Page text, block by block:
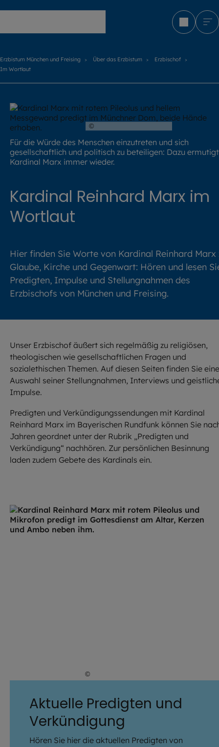
Erzbistum München und Freising Über das Erzbistum
Erzbischof
Im Wortlaut
©
Für die Würde des Menschen einzutreten und sich
gesellschaftlich und politisch zu beteiligen: Dazu ermutigt
Kardinal Marx immer wieder.
Kardinal Reinhard Marx im
Wortlaut
Hier finden Sie Worte von Kardinal Reinhard Marx
Glaube, Kirche und Gegenwart: Hören und lesen
Predigten, Impulse und Stellungnahmen des
Erzbischofs von München und Freising.
Unser Erzbischof äußert sich regelmäßig zu religiösen,
theologischen wie gesellschaftlichen Fragen und
sozialethischen Themen. Auf diesen Seiten finden Sie eine
Auswahl seiner Stellungnahmen, Interviews und
Impulse.
Predigten und Verkündigungssendungen mit Kardinal
Reinhard Marx im Bayerischen Rundfunk können Sie
Jahren geordnet unter der Rubrik „Predigten und
Verkündigung“ nachhören. Zur persönlichen Besinnung
laden zudem Gebete des Kardinals ein.
©
Aktuelle Predigten und
Verkündigung
Hören Sie hier die aktuellen Predigten von